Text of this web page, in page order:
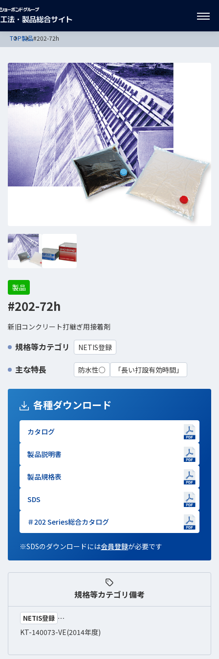
TOP製品#202-72h
製品
#202-72h
新旧コンクリート打継ぎ用接着剤
規格等カテゴリ NETIS登録
主な特長 防水性○ 「長い打設有効時間」
各種ダウンロード
カタログ
新しいWindowで開きます
製品説明書
新しいWindowで開きます
製品規格表
新しいWindowで開きます
SDS
新しいWindowで開きます
＃202 Series総合カタログ
新しいWindowで開きます
※SDSのダウンロードには会員登録新しいWindowで開きます
が必要です
規格等カテゴリ備考
NETIS登録
KT-140073-VE(2014年度)